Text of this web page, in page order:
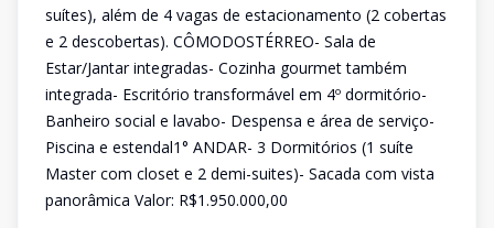
suítes), além de 4 vagas de estacionamento (2 cobertas
e 2 descobertas). CÔMODOSTÉRREO- Sala de
Estar/Jantar integradas- Cozinha gourmet também
integrada- Escritório transformável em 4º dormitório-
Banheiro social e lavabo- Despensa e área de serviço-
Piscina e estendal1° ANDAR- 3 Dormitórios (1 suíte
Master com closet e 2 demi-suites)- Sacada com vista
panorâmica Valor: R$1.950.000,00